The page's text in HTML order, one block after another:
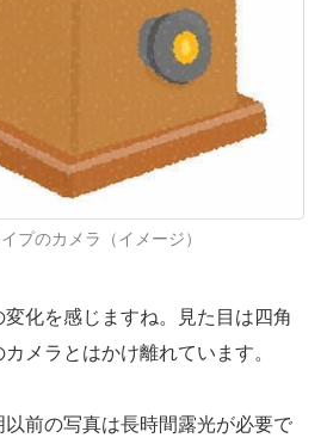
プのカメラ（イメージ）
化を感じますね。見た目は四角
メラとはかけ離れています。
前の写真は長時間露光が必要で